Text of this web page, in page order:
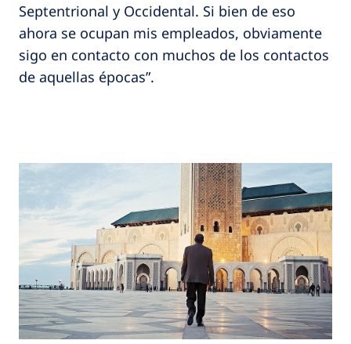
Septentrional y Occidental. Si bien de eso
ahora se ocupan mis empleados, obviamente
sigo en contacto con muchos de los contactos
de aquellas épocas”.